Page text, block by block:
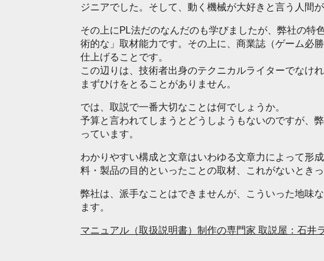
ジニアでした。そして、動く機械が大好きと言う人間が
その上にPL法だのなんだのも学びましたが、弊社の特
術的な」取材能力です。その上に、商業誌（ゲーム必
仕上げることです。
この辺りは、技術者出身のテクニカルライターでなけれ
まずひけをとることがありません。
では、取説で一番大切なことは何でしょうか。
予算と言われてしまうとどうしようもないのですが、
っています。
わかりやすい構成と文章はいわゆる文章力によって形
料・製品の目的といったことの取材、これがないとき
弊社は、派手なことはできませんが、こういった地味
ます。
マニュアル（取扱説明書）制作の専門家 取説屋：石井